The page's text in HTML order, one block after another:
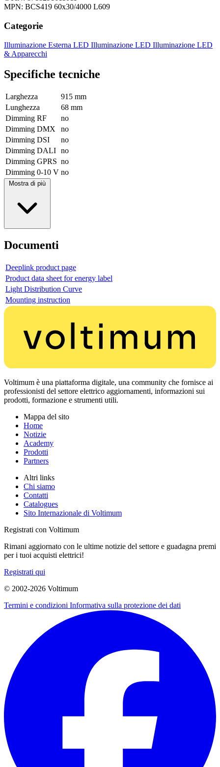
MPN: BCS419 60x30/4000 L609
Categorie
Illuminazione Esterna LED Illuminazione LED Illuminazione LED
& Apparecchi
Specifiche tecniche
Larghezza
915 mm
Lunghezza
68 mm
Dimming RF
no
Dimming DMX
no
Dimming DSI
no
Dimming DALI no
Dimming GPRS no
Dimming 0-10 V no
Mostra di più
Documenti
Deeplink product page
Product data sheet for energy label
Light Distribution Curve
Mounting instruction
Voltimum è una piattaforma digitale, una community che fornisce ai
professionisti del settore elettrico aggiornamenti, informazioni sui
prodotti, formazione e strumenti utili.
Mappa del sito
Home
Notizie
Academy
Prodotti
Partners
Altri links
Chi siamo
Contatti
Catalogues
Sito Internazionale di Voltimum
Registrati con Voltimum
Rimani aggiornato con le ultime notizie del settore e guadagna premi
per i tuoi acquisti elettrici!
Registrati qui
© 2002-2026 Voltimum
Termini e condizioni Informativa sulla protezione dei dati